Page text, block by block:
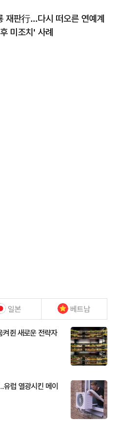
재판行…다시 떠오른 연예계
미조치' 사례
일본 베트남
쥔 새로운 전략자
유럽 열광시킨 메이